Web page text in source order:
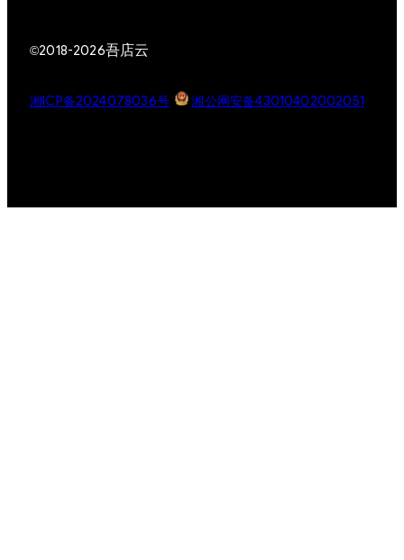
©2018-2026吾店云
湘ICP备2024078036号 湘公网安备43010402002051